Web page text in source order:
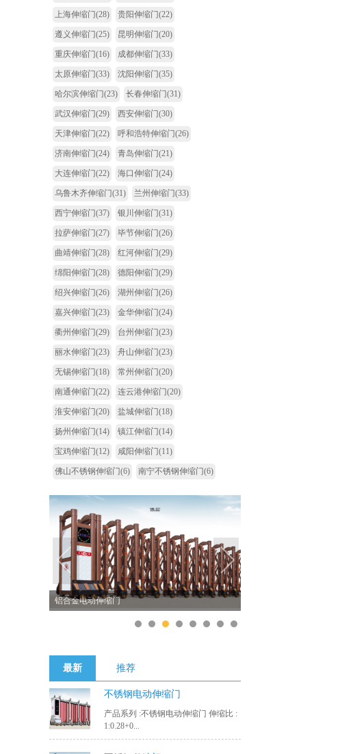
上海伸缩门(28) 贵阳伸缩门(22)
遵义伸缩门(25) 昆明伸缩门(20)
重庆伸缩门(16) 成都伸缩门(33)
太原伸缩门(33) 沈阳伸缩门(35)
哈尔滨伸缩门(23) 长春伸缩门(31)
武汉伸缩门(29) 西安伸缩门(30)
天津伸缩门(22) 呼和浩特伸缩门(26)
济南伸缩门(24) 青岛伸缩门(21)
大连伸缩门(22) 海口伸缩门(24)
乌鲁木齐伸缩门(31) 兰州伸缩门(33)
西宁伸缩门(37) 银川伸缩门(31)
拉萨伸缩门(27) 毕节伸缩门(26)
曲靖伸缩门(28) 红河伸缩门(29)
绵阳伸缩门(28) 德阳伸缩门(29)
绍兴伸缩门(26) 湖州伸缩门(26)
嘉兴伸缩门(23) 金华伸缩门(24)
衢州伸缩门(29) 台州伸缩门(23)
丽水伸缩门(23) 舟山伸缩门(23)
无锡伸缩门(18) 常州伸缩门(20)
南通伸缩门(22) 连云港伸缩门(20)
淮安伸缩门(20) 盐城伸缩门(18)
扬州伸缩门(14) 镇江伸缩门(14)
宝鸡伸缩门(12) 咸阳伸缩门(11)
佛山不锈钢伸缩门(6) 南宁不锈钢伸缩门(6)
铝合金伸缩门
1 2 3 4 5 6 7 8
最新 推荐
不锈钢电动伸缩门
产品系列 :不锈钢电动伸缩门 伸缩比 :
1:0.28+0...